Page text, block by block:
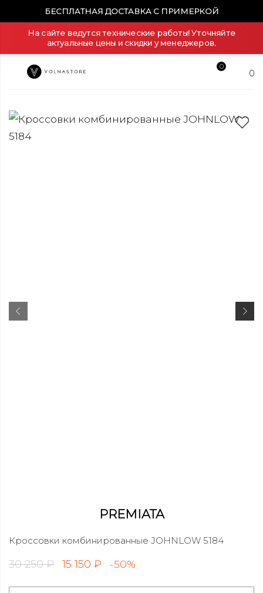
БЕСПЛАТНАЯ ДОСТАВКА С ПРИМЕРКОЙ
На сайте ведутся технические работы! Уточняйте
актуальные цены и скидки у менеджеров.
0
0
PREMIATA
Кроссовки комбинированные JOHNLOW 5184
30 250 ₽ 15 150 ₽ -50%